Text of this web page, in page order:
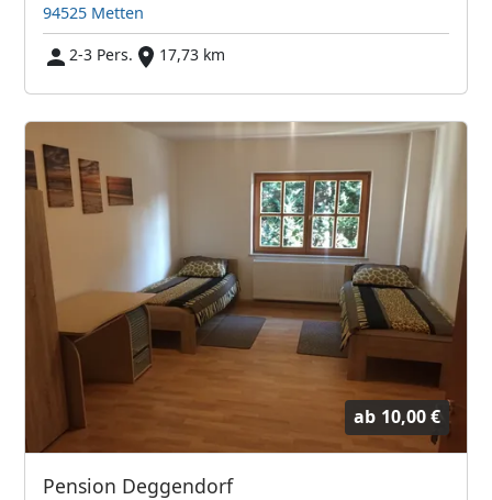
94525 Metten
2-3 Pers.
17,73 km
ab 10,00 €
Pension Deggendorf